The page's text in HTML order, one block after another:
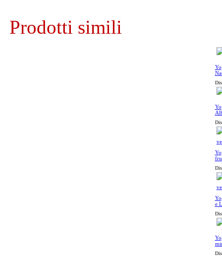
Prodotti simili
e